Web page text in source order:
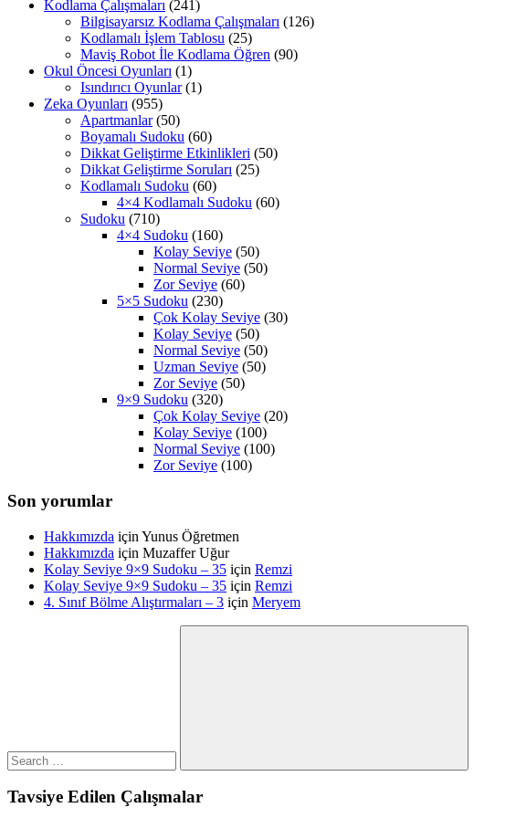
Kodlama Çalışmaları (241)
Bilgisayarsız Kodlama Çalışmaları (126)
Kodlamalı İşlem Tablosu (25)
Maviş Robot İle Kodlama Öğren (90)
Okul Öncesi Oyunları (1)
Isındırıcı Oyunlar(1)
Zeka Oyunları (955)
Apartmanlar(50)
Boyamalı Sudoku (60)
Dikkat Geliştirme Etkinlikleri (50)
Dikkat Geliştirme Soruları (25)
Kodlamalı Sudoku (60)
4×4 Kodlamalı Sudoku (60)
Sudoku (710)
4×4 Sudoku (160)
Kolay Seviye (50)
Normal Seviye (50)
Zor Seviye (60)
5×5 Sudoku (230)
Çok Kolay Seviye (30)
Kolay Seviye (50)
Normal Seviye (50)
Uzman Seviye (50)
Zor Seviye (50)
9×9 Sudoku (320)
Çok Kolay Seviye (20)
Kolay Seviye (100)
Normal Seviye (100)
Zor Seviye (100)
Son yorumlar
Hakkımızda için Yunus Öğretmen
Hakkımızda için Muzaffer Uğur
Kolay Seviye 9×9 Sudoku – 35 için Remzi
Kolay Seviye 9×9 Sudoku – 35 için Remzi
4. Sınıf Bölme Alıştırmaları – 3 için Meryem
Search
Tavsiye Edilen Çalışmalar